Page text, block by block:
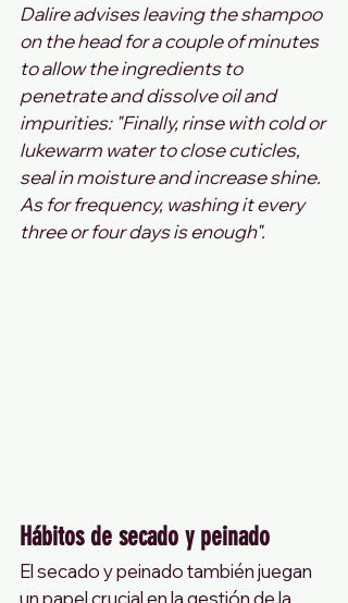
Dalire advises leaving the shampoo
on the head for a couple of minutes
to allow the ingredients to
penetrate and dissolve oil and
impurities: "Finally, rinse with cold or
lukewarm water to close cuticles,
seal in moisture and increase shine.
As for frequency, washing it every
three or four days is enough".
Hábitos de secado y peinado
El secado y peinado también juegan
un papel crucial en la gestión de la